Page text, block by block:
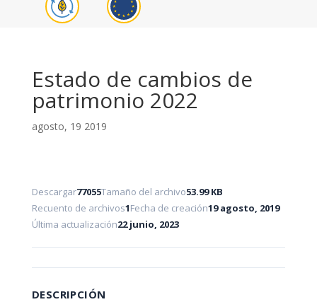
Estado de cambios de
patrimonio 2022
agosto, 19 2019
Descargar77055Tamaño del archivo53.99 KB
Recuento de archivos1Fecha de creación19 agosto, 2019
Última actualización22 junio, 2023
DESCRIPCIÓN